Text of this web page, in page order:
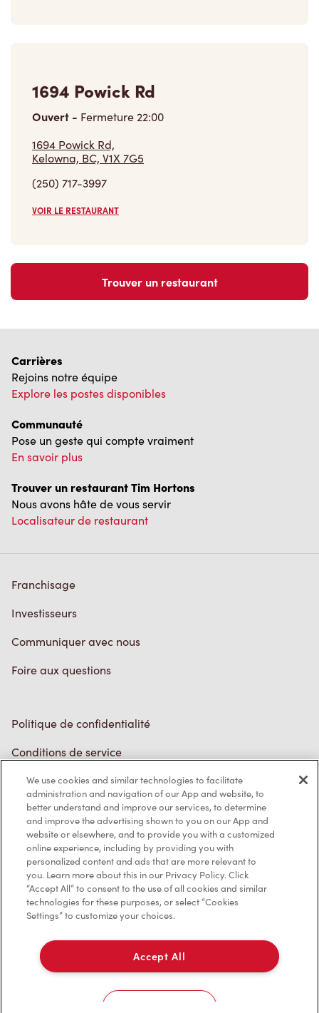
Ouvert -Fermeture22:00
1694 Powick Rd,
Kelowna, BC, V1X 7G5
(250) 717-3997
VOIR LE RESTAURANT
Trouver un restaurant
Rejoins notre équipe
Explore les postes disponibles
Communauté
Pose un geste qui compte vraiment
En savoir plus
Trouver un restaurant Tim Hortons
Nous avons hâte de vous servir
Localisateur de restaurant
Investisseurs
Communiquer avec nous
Foire aux questions
Conditions de service
Marques de commerce
Accessibilité
Diagnostic
Contactez-nous
TM & © Tim Hortons, 2023
We use cookies and similar technologies to facilitate
administration and navigation of our App and website, to
better understand and improve our services, to determine
and improve the advertising shown to you on our App and
website or elsewhere, and to provide you with a customized
online experience, including by providing you with
personalized content and ads that are more relevant to
you. Learn more about this in our Privacy Policy. Click
“Accept All” to consent to the use of all cookies and similar
technologies for these purposes, or select “Cookies
Settings” to customize your choices.
Accept All